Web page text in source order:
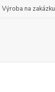
Výroba na zakázku